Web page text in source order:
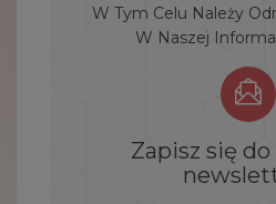
W Tym Celu Należy
W Naszej
Zapisz się